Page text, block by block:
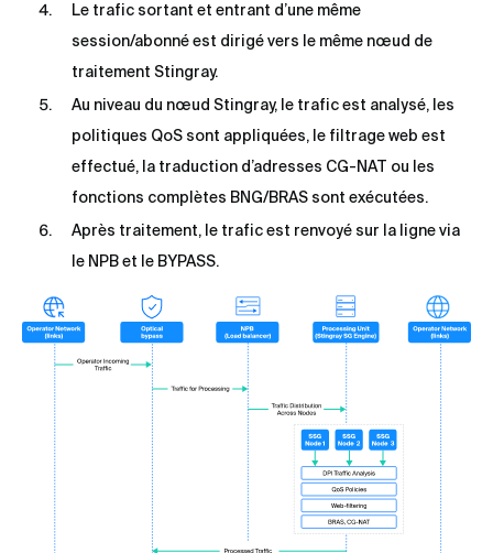
Le trafic sortant et entrant d’une même
session/abonné est dirigé vers le même nœud de
traitement Stingray.
Au niveau du nœud Stingray, le trafic est analysé, les
politiques QoS sont appliquées, le filtrage web est
effectué, la traduction d’adresses CG-NAT ou les
fonctions complètes BNG/BRAS sont exécutées.
Après traitement, le trafic est renvoyé sur la ligne via
le NPB et le BYPASS.